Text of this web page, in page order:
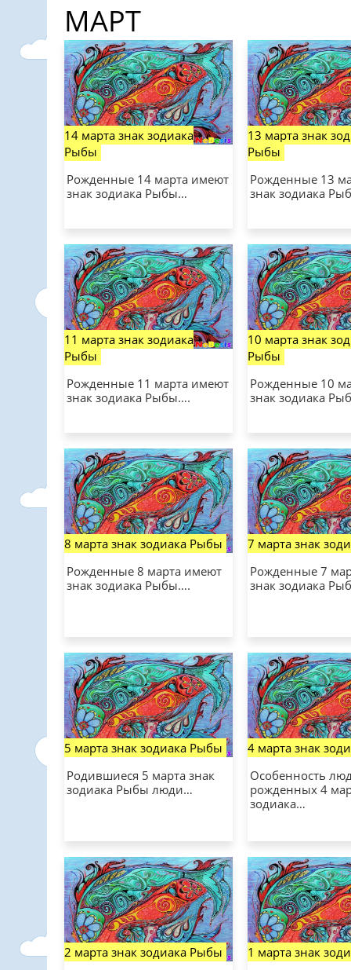
МАРТ
14 марта знак зодиака
Рыбы
Рожденные 14 марта имеют
знак зодиака Рыбы…
13 марта знак
Рыбы
Рожденные 13
знак зодиака
11 марта знак зодиака
Рыбы
Рожденные 11 марта имеют
знак зодиака Рыбы….
10 марта знак
Рыбы
Рожденные 10
знак зодиака
8 марта знак зодиака Рыбы
Рожденные 8 марта имеют
знак зодиака Рыбы….
7 марта знак
Рожденные 7
знак зодиака
5 марта знак зодиака Рыбы
Родившиеся 5 марта знак
зодиака Рыбы люди…
4 марта знак
Особенность
рожденных 4
зодиака…
2 марта знак зодиака Рыбы
1 марта знак